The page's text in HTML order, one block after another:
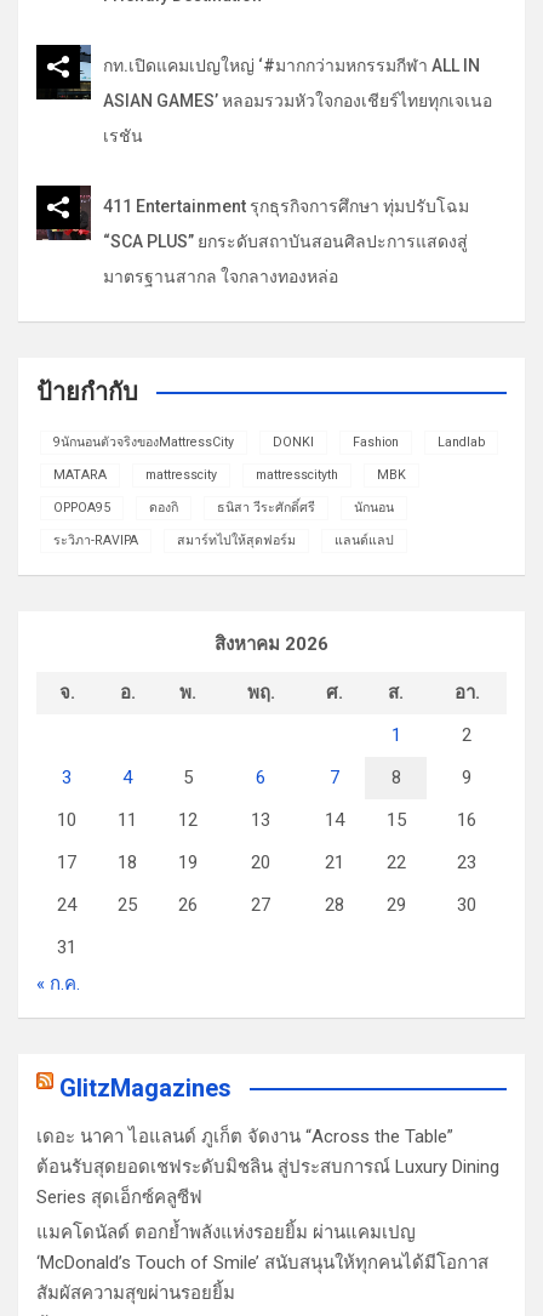
กท.เปิดแคมเปญใหญ่ ‘#มากกว่ามหกรรมกีฬา ALL IN
ASIAN GAMES’ หลอมรวมหัวใจกองเชียร์ไทยทุกเจเนอ
เรชัน
411 Entertainment รุกธุรกิจการศึกษา ทุ่มปรับโฉม
“SCA PLUS” ยกระดับสถาบันสอนศิลปะการแสดงสู่
มาตรฐานสากล ใจกลางทองหล่อ
ป้ายกำกับ
9นักนอนตัวจริงของMattressCity DONKI Fashion Landlab
MATARA mattresscity mattresscityth MBK
OPPOA95 ดองกิ ธนิสา วีระศักดิ์ศรี นักนอน
ระวิภา-RAVIPA สมาร์ทไปให้สุดฟอร์ม แลนด์แลป
สิงหาคม 2026
จ. อ. พ. พฤ. ศ. ส.
อา.
1
2
3
4 5 6 7 8
9
10
11 12 13 14 15
16
17
18 19 20 21 22
23
24
25 26 27 28 29
30
31
« ก.ค.
GlitzMagazines
เดอะ นาคา ไอแลนด์ ภูเก็ต จัดงาน “Across the Table”
ต้อนรับสุดยอดเชฟระดับมิชลิน สู่ประสบการณ์ Luxury Dining
Series สุดเอ็กซ์คลูซีฟ
แมคโดนัลด์ ตอกย้ำพลังแห่งรอยยิ้ม ผ่านแคมเปญ
‘McDonald’s Touch of Smile’ สนับสนุนให้ทุกคนได้มีโอกาส
สัมผัสความสุขผ่านรอยยิ้ม